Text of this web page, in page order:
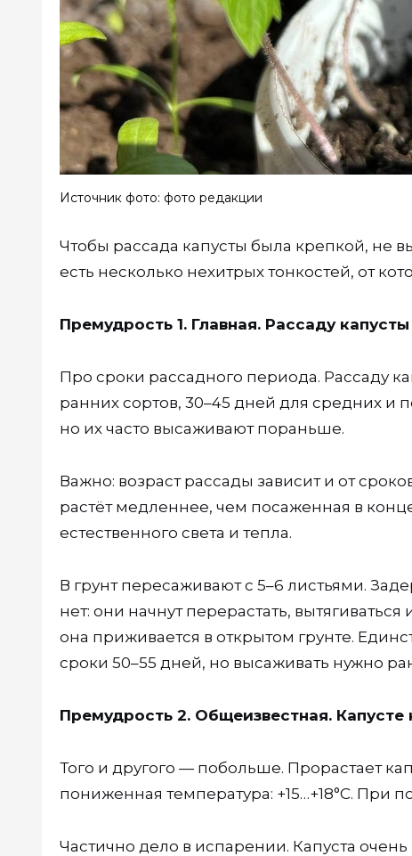
Источник фото: фото редакции
Чтобы рассада капусты была крепкой, не
есть несколько нехитрых тонкостей, от
Премудрость 1. Главная. Рассаду
Про сроки рассадного периода. Рассаду
ранних сортов, 30–45 дней для средних и
но их часто высаживают пораньше.
Важно: возраст рассады зависит и от
растёт медленнее, чем посаженная в
естественного света и тепла.
В грунт пересаживают с 5–6 листьями.
нет: они начнут перерастать,
она приживается в открытом грунте.
сроки 50–55 дней, но высаживать нужно
Премудрость 2. Общеизвестная. Капусте
Того и другого — побольше. Прорастает
пониженная температура: +15…+18°С. При
Частично дело в испарении. Капуста